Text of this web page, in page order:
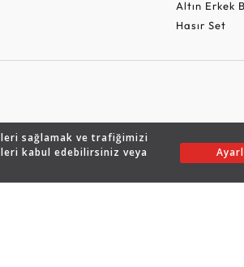
sağlamak ve trafiğimizi
kabul edebilirsiniz veya
Altın Erkek
Hasır Set
© 2026 Assos Pırlanta - Bu sitenin